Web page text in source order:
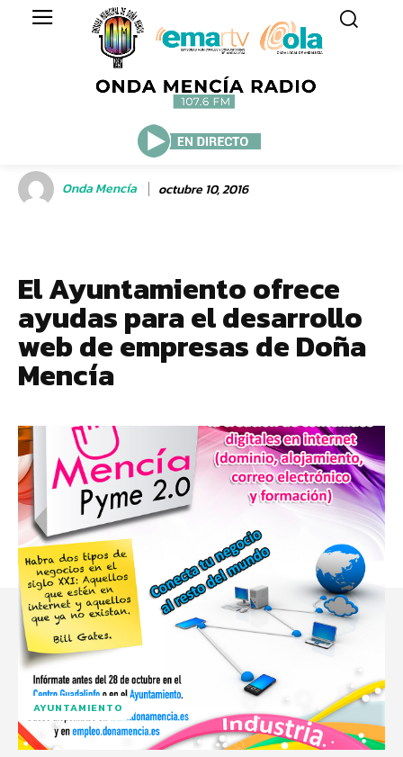
Onda Mencía octubre 10, 2016
El Ayuntamiento ofrece
ayudas para el desarrollo
web de empresas de Doña
Mencía
AYUNTAMIENTO